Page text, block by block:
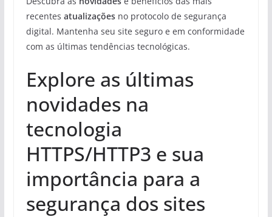
recentes atualizaçõesno protocolo de segurança
digital. Mantenha seu site seguro e em conformidade
com as últimas tendências tecnológicas.
Explore as últimas
novidades na
tecnologia
HTTPS/HTTP3 e sua
importância para a
segurança dos sites